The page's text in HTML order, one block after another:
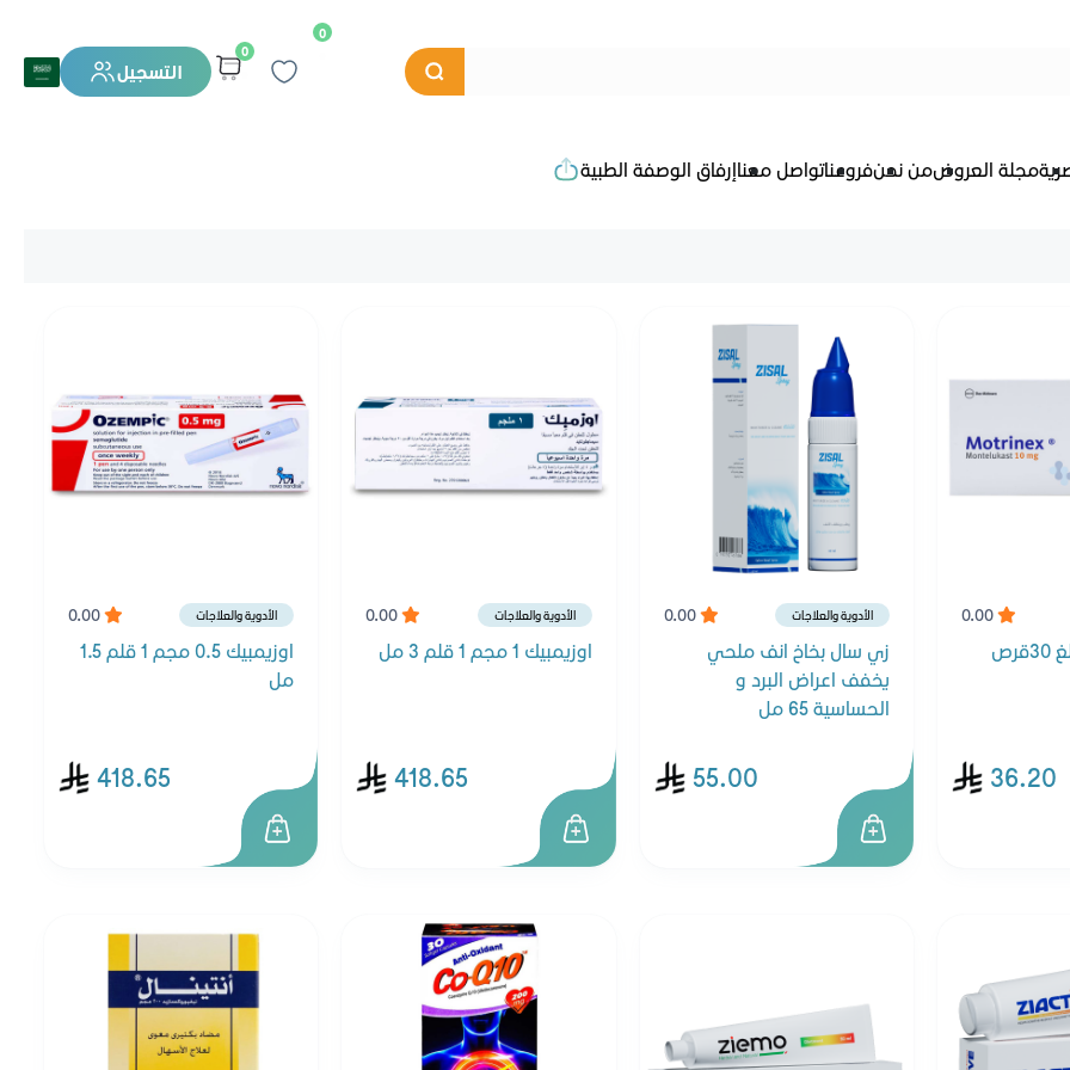
0
0
التسجيل
مجلة العروضمن نحنفروعناتواصل معناإرفاق الوصفة الطبية
0.00
36.20
0.00 الأدوية والعلاجات
زي سال بخاخ انف ملحي
يخفف اعراض البرد و
الحساسية 65 مل
55.00
0.00 الأدوية والعلاجات
اوزيمبيك 1 مجم 1 قلم 3 مل
418.65
0.00 الأدوية والعلاجات
اوزيمبيك 0.5 مجم 1 قلم 1.5
مل
418.65